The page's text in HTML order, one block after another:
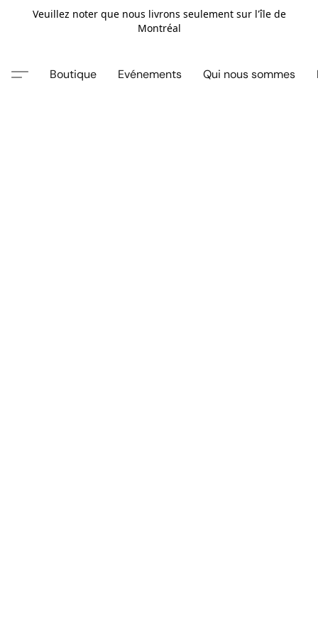
Veuillez noter que nous livrons seulement sur l'île de
Montréal
Boutique Evénements Qui nous sommes